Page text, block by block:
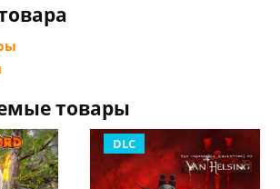
товары
DLC